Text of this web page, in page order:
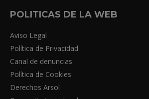
POLITICAS DE LA WEB
Aviso Legal
Política de Privacidad
Canal de denuncias
Política de Cookies
Derechos Arsol